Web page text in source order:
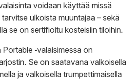
voidaan käyttää missä
ulkoista muuntajaa – sekä
se on sertifioitu kosteisiin tiloihin.
‑valaisimessa on
Se on saatavana valkoisella
ja valkoisella trumpettimaisella